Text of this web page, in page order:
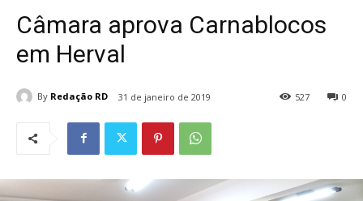
Câmara aprova Carnablocos
em Herval
By Redação RD 31 de janeiro de 2019 0
527